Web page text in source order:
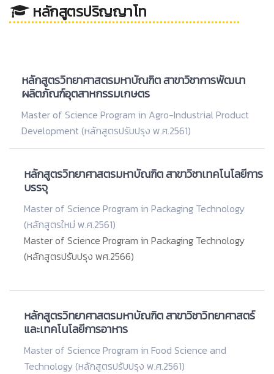
หลักสูตรปริญญาโท
หลักสูตรวิทยาศาสตรมหาบัณฑิต สาขาวิชาการพัฒนา
ผลิตภัณฑ์อุตสาหกรรมเกษตร
Master of Science Program in Agro-Industrial Product
Development (หลักสูตรปรับปรุง พ.ศ.2561)
หลักสูตรวิทยาศาสตรมหาบัณฑิต สาขาวิชาเทคโนโลยีการ
บรรจุ
Master of Science Program in Packaging Technology
(หลักสูตรใหม่ พ.ศ.2561)
Master of Science Program in Packaging Technology
(หลักสูตรปรับปรุง พศ.2566)
หลักสูตรวิทยาศาสตรมหาบัณฑิต สาขาวิชาวิทยาศาสตร์
และเทคโนโลยีการอาหาร
Master of Science Program in Food Science and
Technology (หลักสูตรปรับปรุง พ.ศ.2561)